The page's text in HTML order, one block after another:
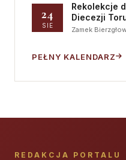
24
SIE
Rekolekcje
Diecezji
Zamek
PEŁNY KALENDARZ
REDAKCJA PORTALU